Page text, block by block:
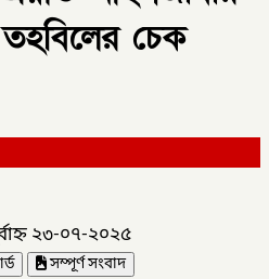
চেক
২৩-০৭-২০২৫
সম্পূর্ণ সংবাদ